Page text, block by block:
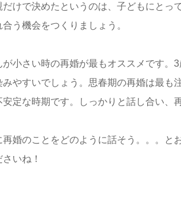
だけで決めたというのは、子どもにとっ
合う機会をつくりましょう。
が小さい時の再婚が最もオススメです。
みやすいでしょう。思春期の再婚は最も
安定な時期です。しっかりと話し合い、
再婚のことをどのように話そう。。。と
いね！